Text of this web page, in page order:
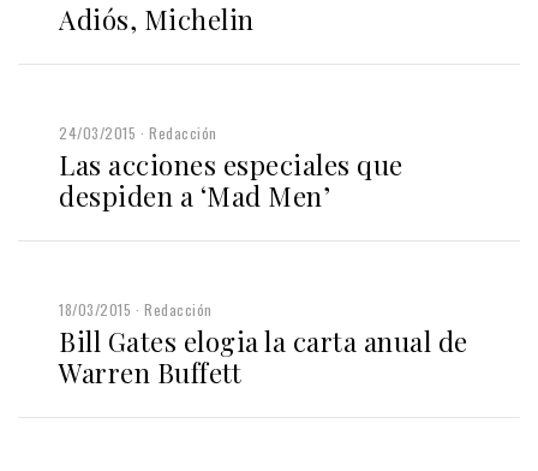
Adiós, Michelin
24/03/2015 Redacción
Las acciones especiales que
despiden a ‘Mad Men’
18/03/2015 Redacción
Bill Gates elogia la carta anual de
Warren Buffett